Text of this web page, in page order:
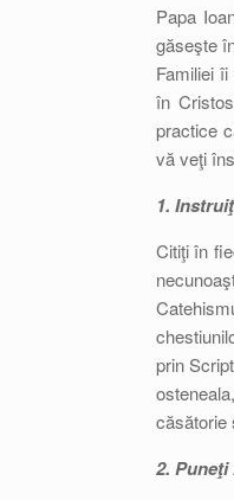
Papa
găseşte
Familiei
în
practice
vă veţi
1.
Citiţi în
prin
căsătorie
2.